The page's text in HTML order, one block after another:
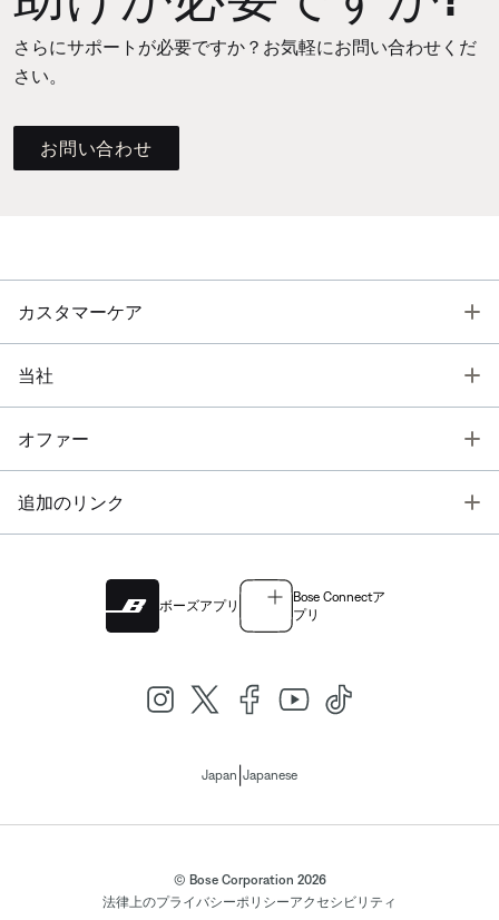
さらにサポートが必要ですか？お気軽にお問い合わせくだ
さい。
お問い合わせ
カスタマーケア
当社
オファー
追加のリンク
ボーズアプリ
Bose Connectア
プリ
Japan Japanese
© Bose Corporation 2026
法律上のプライバシーポリシーアクセシビリティ